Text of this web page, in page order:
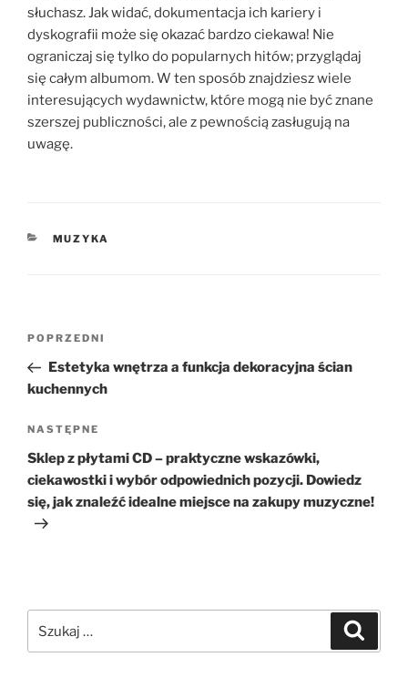
słuchasz. Jak widać, dokumentacja ich kariery i
dyskografii może się okazać bardzo ciekawa! Nie
ograniczaj się tylko do popularnych hitów; przyglądaj
się całym albumom. W ten sposób znajdziesz wiele
interesujących wydawnictw, które mogą nie być znane
szerszej publiczności, ale z pewnością zasługują na
uwagę.
KATEGORIE
MUZYKA
Nawigacja
Poprzedni
wpis
POPRZEDNI
Estetyka wnętrza a funkcja dekoracyjna ścian
kuchennych
Następny
wpis
NASTĘPNE
Sklep z płytami CD – praktyczne wskazówki,
ciekawostki i wybór odpowiednich pozycji. Dowiedz
się, jak znaleźć idealne miejsce na zakupy muzyczne!